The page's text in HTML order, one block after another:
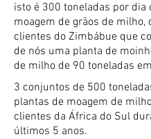
isto é 300 toneladas por dia
moagem de grãos de milho,
clientes do Zimbábue que
de nós uma planta de
de milho de 90 toneladas
3 conjuntos de 500
plantas de moagem de
clientes da África do Sul
últimos 5 anos.